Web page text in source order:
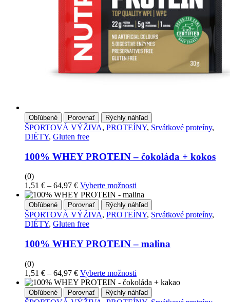
Obľúbené Porovnať Rýchly náhľad
ŠPORTOVÁ VÝŽIVA, PROTEÍNY, Srvátkové proteíny,
DIÉTY, Gluten free
100% WHEY PROTEIN – čokoláda + kokos
(0)
1,51 € – 64,97 €Price
range:
1,51 €
through
64,97 €
Vyberte možnosti
produkt
má
viacero
môžete
stránke
produktu
Obľúbené Porovnať Rýchly náhľad
ŠPORTOVÁ VÝŽIVA, PROTEÍNY, Srvátkové proteíny,
DIÉTY, Gluten free
100% WHEY PROTEIN – malina
(0)
1,51 € – 64,97 €Price
range:
1,51 €
through
Vyberte možnosti
produkt
má
viacero
Obľúbené Porovnať Rýchly náhľad